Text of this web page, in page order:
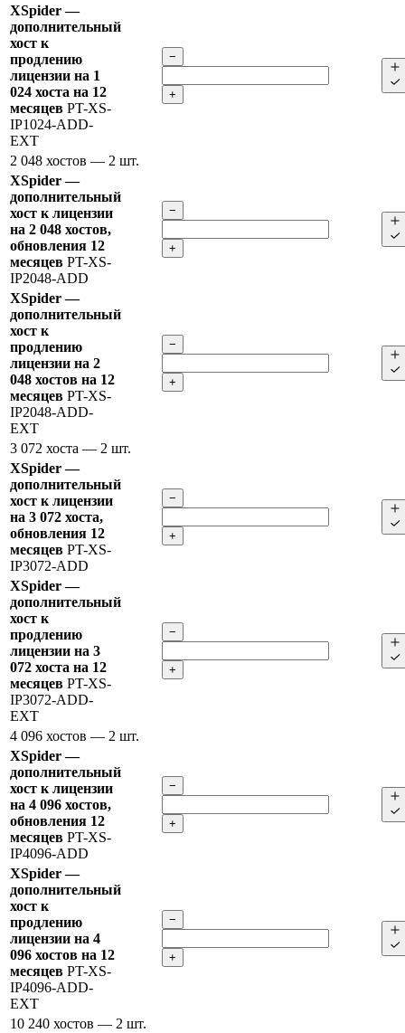
XSpider —
дополнительный
хост к
продлению
лицензии на 1
024 хоста на 12
месяцев PT-XS-
IP1024-ADD-
EXT
−
+
2 048 хостов — 2 шт.
XSpider —
дополнительный
хост к лицензии
на 2 048 хостов,
обновления 12
месяцев PT-XS-
IP2048-ADD
−
+
XSpider —
дополнительный
хост к
продлению
лицензии на 2
048 хостов на 12
месяцев PT-XS-
IP2048-ADD-
EXT
−
+
3 072 хоста — 2 шт.
XSpider —
дополнительный
хост к лицензии
на 3 072 хоста,
обновления 12
месяцев PT-XS-
IP3072-ADD
−
+
XSpider —
дополнительный
хост к
продлению
лицензии на 3
072 хоста на 12
месяцев PT-XS-
IP3072-ADD-
EXT
−
+
4 096 хостов — 2 шт.
XSpider —
дополнительный
хост к лицензии
на 4 096 хостов,
обновления 12
месяцев PT-XS-
IP4096-ADD
−
+
XSpider —
дополнительный
хост к
продлению
лицензии на 4
096 хостов на 12
месяцев PT-XS-
IP4096-ADD-
EXT
−
+
10 240 хостов — 2 шт.